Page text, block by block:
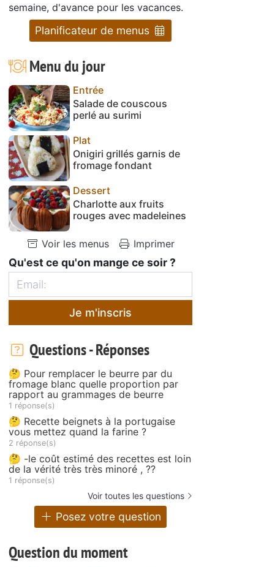
semaine, d'avance pour les vacances.
Planificateur de menus
Menu du jour
Entrée
Salade de couscous
perlé au surimi
Plat
Onigiri grillés garnis de
fromage fondant
Dessert
Charlotte aux fruits
rouges avec madeleines
Voir les menus Imprimer
Qu'est ce qu'on mange ce soir ?
Je m'inscris
Questions - Réponses
🤔 Pour remplacer le beurre par du
fromage blanc quelle proportion par
rapport au grammages de beurre
1 réponse(s)
🤔 Recette beignets à la portugaise
vous mettez quand la farine ?
2 réponse(s)
🤔 -le coût estimé des recettes est loin
de la vérité très très minoré , ??
1 réponse(s)
Voir toutes les questions
Posez votre question
Question du moment